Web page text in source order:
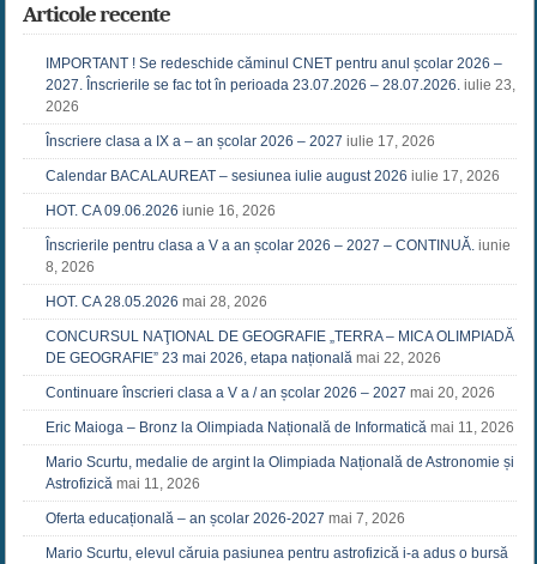
Articole recente
IMPORTANT ! Se redeschide căminul CNET pentru anul școlar 2026 –
2027. Înscrierile se fac tot în perioada 23.07.2026 – 28.07.2026. iulie 23,
2026
Înscriere clasa a IX a – an școlar 2026 – 2027 iulie 17, 2026
Calendar BACALAUREAT – sesiunea iulie august 2026 iulie 17, 2026
HOT. CA 09.06.2026 iunie 16, 2026
Înscrierile pentru clasa a V a an școlar 2026 – 2027 – CONTINUĂ. iunie
8, 2026
HOT. CA 28.05.2026 mai 28, 2026
CONCURSUL NAŢIONAL DE GEOGRAFIE „TERRA – MICA OLIMPIADĂ
DE GEOGRAFIE” 23 mai 2026, etapa națională mai 22, 2026
Continuare înscrieri clasa a V a / an școlar 2026 – 2027 mai 20, 2026
Eric Maioga – Bronz la Olimpiada Națională de Informatică mai 11, 2026
Mario Scurtu, medalie de argint la Olimpiada Națională de Astronomie și
Astrofizică mai 11, 2026
Oferta educațională – an școlar 2026-2027 mai 7, 2026
Mario Scurtu, elevul căruia pasiunea pentru astrofizică i-a adus o bursă